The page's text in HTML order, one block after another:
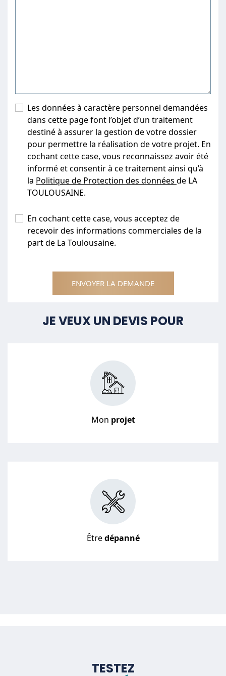
Les données à caractère personnel demandées
dans cette page font l’objet d’un traitement
destiné à assurer la gestion de votre dossier
pour permettre la réalisation de votre projet. En
cochant cette case, vous reconnaissez avoir été
informé et consentir à ce traitement ainsi qu’à
la Politique de Protection des données de LA
TOULOUSAINE.
En cochant cette case, vous acceptez de
recevoir des informations commerciales de la
part de La Toulousaine.
ENVOYER LA DEMANDE
JE VEUX UN DEVIS POUR
Mon projet
Êtredépanné
TESTEZ